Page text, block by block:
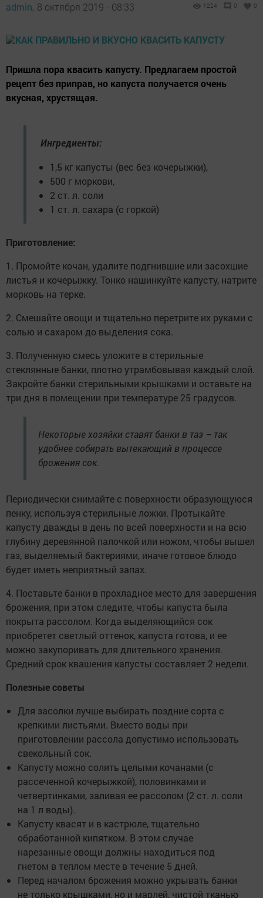
admin, 8 октября 2019 - 08:33 1224 0 0
Пришла пора квасить капусту. Предлагаем простой
рецепт без приправ, но капуста получается очень
вкусная, хрустящая.
Ингредиенты:
1,5 кг капусты (вес без кочерыжки),
500 г моркови,
2 ст. л. соли
1 ст. л. сахара (с горкой)
Приготовление:
1. Промойте кочан, удалите подгнившие или засохшие
листья и кочерыжку. Тонко нашинкуйте капусту, натрите
морковь на терке.
2. Смешайте овощи и тщательно перетрите их руками с
солью и сахаром до выделения сока.
3. Полученную смесь уложите в стерильные
стеклянные банки, плотно утрамбовывая каждый слой.
Закройте банки стерильными крышками и оставьте на
три дня в помещении при температуре 25 градусов.
Некоторые хозяйки ставят банки в таз – так
удобнее собирать вытекающий в процессе
брожения сок.
Периодически снимайте с поверхности образующуюся
пенку, используя стерильные ложки. Протыкайте
капусту дважды в день по всей поверхности и на всю
глубину деревянной палочкой или ножом, чтобы вышел
газ, выделяемый бактериями, иначе готовое блюдо
будет иметь неприятный запах.
4. Поставьте банки в прохладное место для завершения
брожения, при этом следите, чтобы капуста была
покрыта рассолом. Когда выделяющийся сок
приобретет светлый оттенок, капуста готова, и ее
можно закупоривать для длительного хранения.
Средний срок квашения капусты составляет 2 недели.
Полезные советы
Для засолки лучше выбирать поздние сорта с
крепкими листьями. Вместо воды при
приготовлении рассола допустимо использовать
свекольный сок.
Капусту можно солить целыми кочанами (с
рассеченной кочерыжкой), половинками и
четвертинками, заливая ее рассолом (2 ст. л. соли
на 1 л воды).
Капусту квасят и в кастрюле, тщательно
обработанной кипятком. В этом случае
нарезанные овощи должны находиться под
гнетом в теплом месте в течение 5 дней.
Перед началом брожения можно укрывать банки
не только крышками, но и марлей, чистой тканью